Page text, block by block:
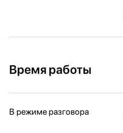
Время работы
В режиме разговора